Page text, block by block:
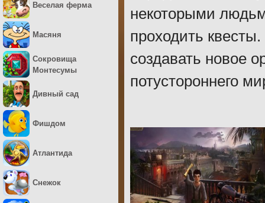
некоторыми
проходить
создавать новое
потустороннего
Веселая ферма
Масяня
Сокровища
Монтесумы
Дивный сад
Фишдом
Атлантида
Снежок